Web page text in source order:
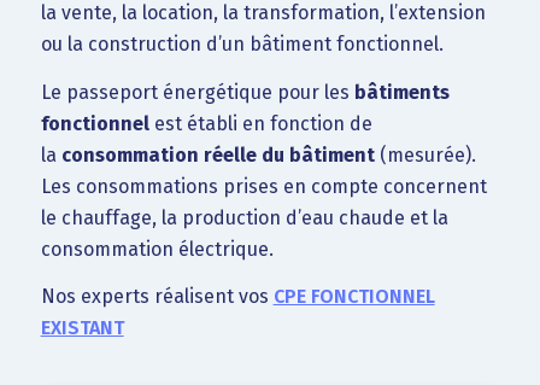
la vente, la location, la transformation, l’extension
ou la construction d’un bâtiment fonctionnel.
Le passeport énergétique pour les bâtiments
fonctionnelest établi en fonction de
la consommation réelle du bâtiment(mesurée).
Les consommations prises en compte concernent
le chauffage, la production d’eau chaude et la
consommation électrique.
Nos experts réalisent vos CPE FONCTIONNEL
EXISTANT